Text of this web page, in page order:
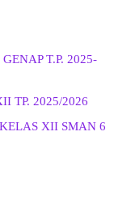
T.P. 2025-
TP. 2025/2026
XII SMAN 6